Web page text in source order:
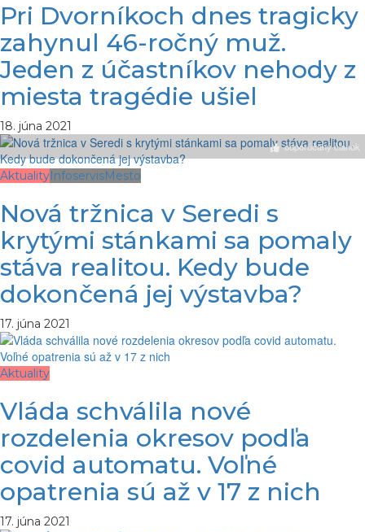
Pri Dvorníkoch dnes tragicky
zahynul 46-ročný muž.
Jeden z účastníkov nehody z
miesta tragédie ušiel
18. júna 2021
odporúčaný článok
Aktuality InfoservisMesto
Nová tržnica v Seredi s
krytými stánkami sa pomaly
stáva realitou. Kedy bude
dokončená jej výstavba?
17. júna 2021
Aktuality
Vláda schválila nové
rozdelenia okresov podľa
covid automatu. Voľné
opatrenia sú až v 17 z nich
17. júna 2021